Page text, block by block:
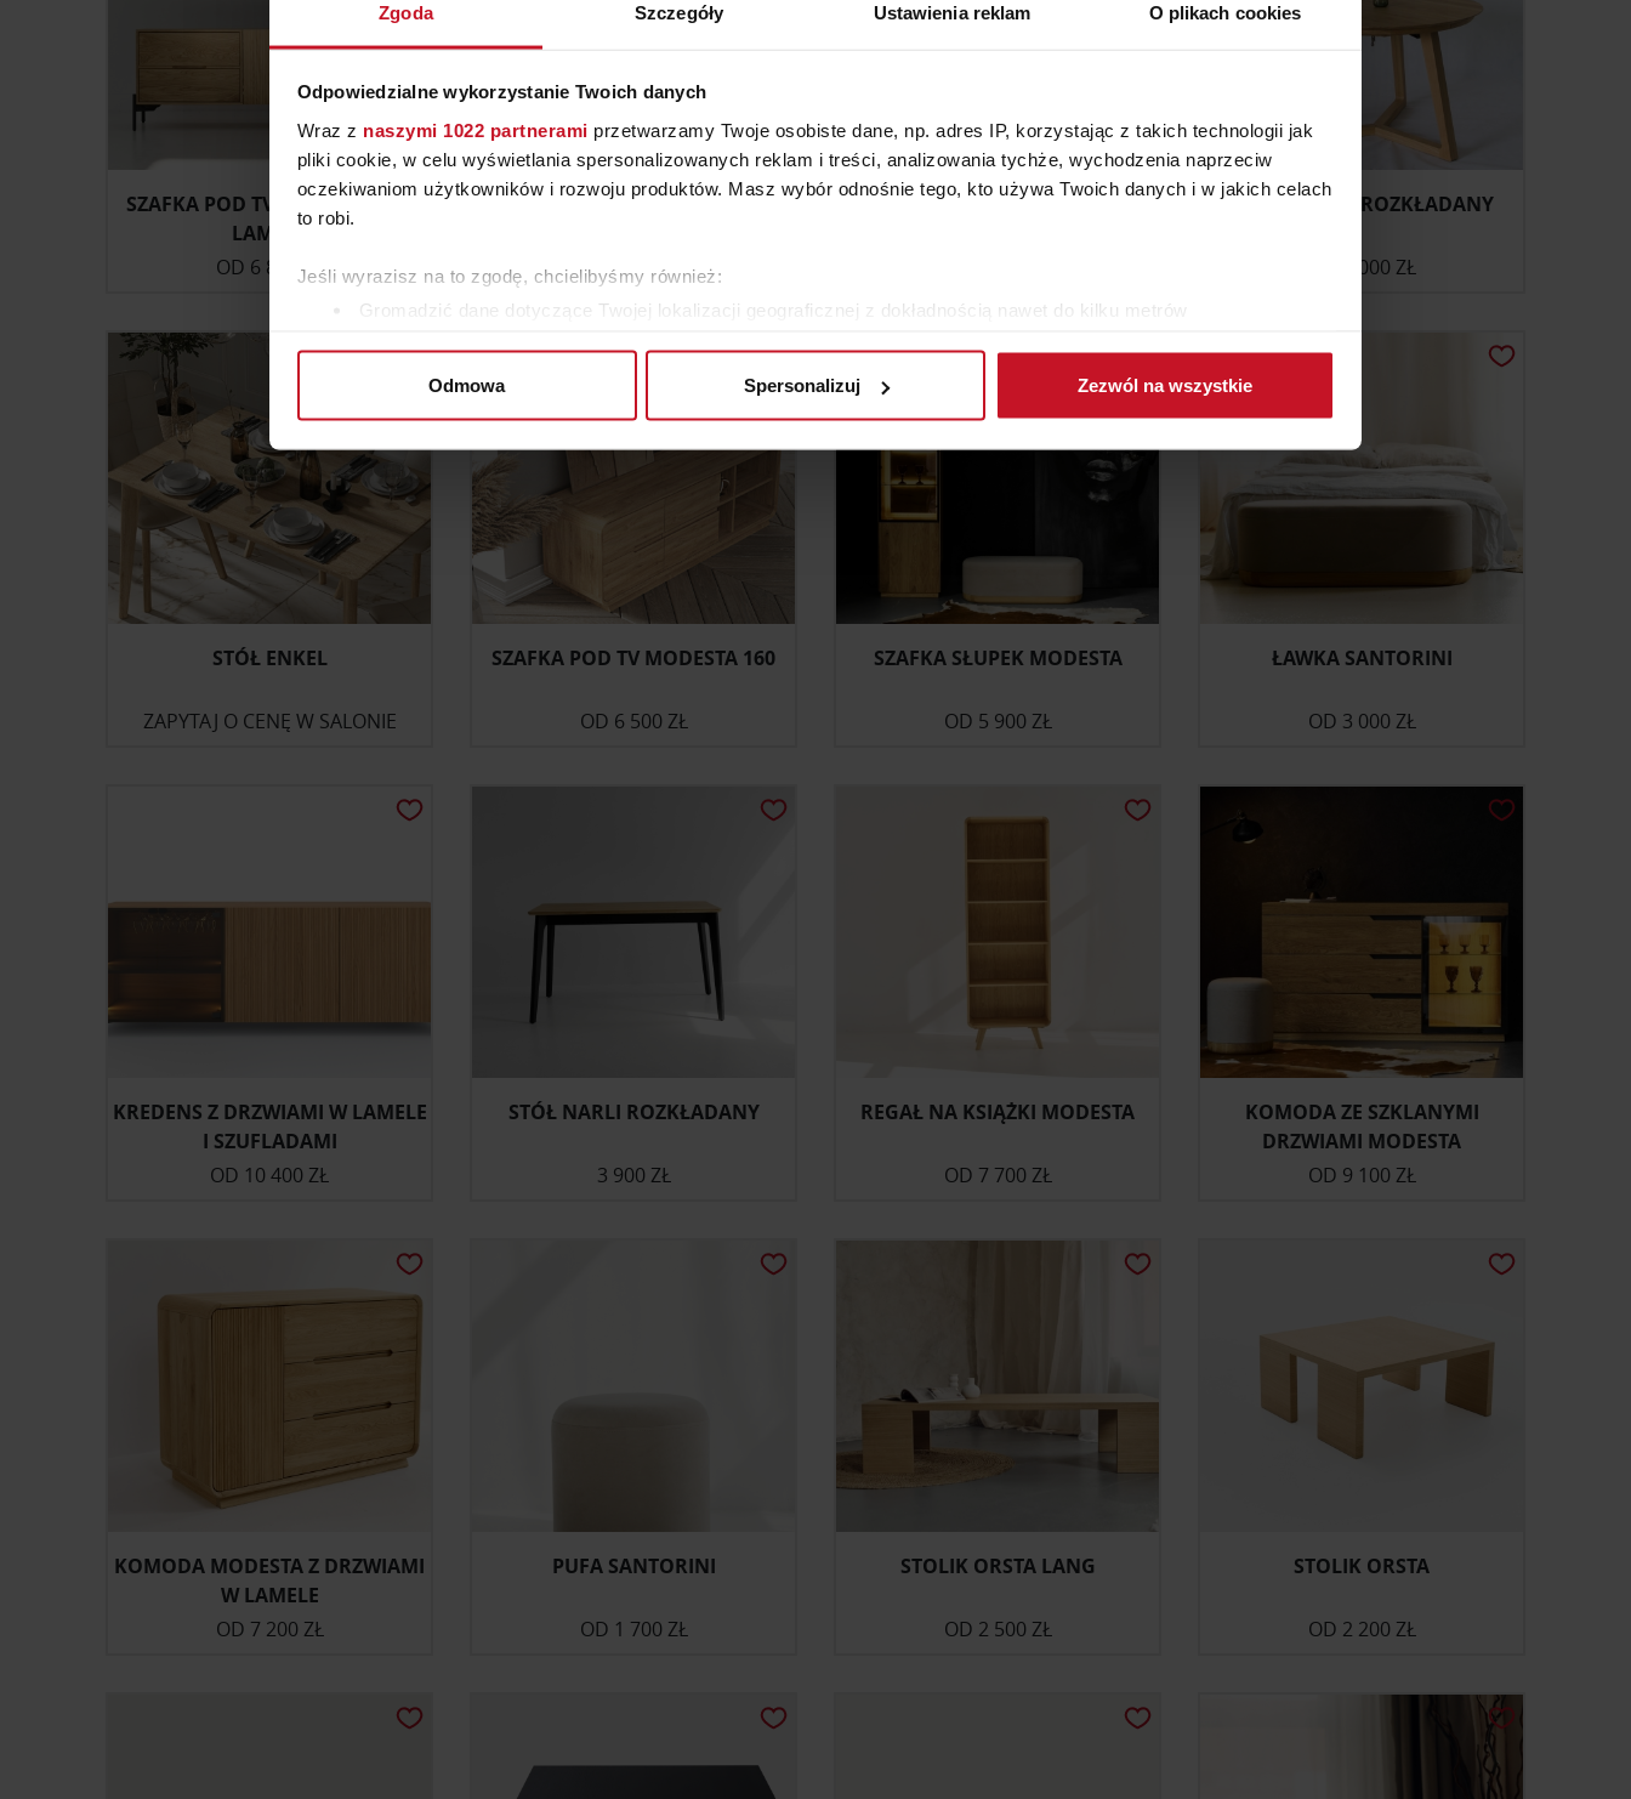
Zgoda Szczegóły Ustawienia reklam O plikach cookies
Odpowiedzialne wykorzystanie Twoich danych
Wraz z naszymi 1022 partnerami przetwarzamy Twoje osobiste dane, np. adres IP, korzystając z takich technologii jak
pliki cookie, w celu wyświetlania spersonalizowanych reklam i treści, analizowania tychże, wychodzenia naprzeciw
oczekiwaniom użytkowników i rozwoju produktów. Masz wybór odnośnie tego, kto używa Twoich danych i w jakich celach
to robi.
Jeśli wyrazisz na to zgodę, chcielibyśmy również:
Gromadzić dane dotyczące Twojej lokalizacji geograficznej z dokładnością nawet do kilku metrów
Dowiedz się więcej odnośnie tego, jak Twoje osobiste dane są przetwarzane oraz ustaw własne preferencje w
Wykorzystujemy pliki cookie do spersonalizowania treści i reklam, aby oferować funkcje społecznościowe i analizować
ruch w naszej witrynie. Informacje o tym, jak korzystasz z naszej witryny, udostępniamy partnerom społecznościowym,
reklamowym i analitycznym. Partnerzy mogą połączyć te informacje z innymi danymi otrzymanymi od Ciebie lub
uzyskanymi podczas korzystania z ich usług.
Odmowa Spersonalizuj Zezwól na wszystkie
SZAFKA POD TV Z FRONTEM W
LAMELE
OD 6 800 ZŁ
ŁÓŻKO SOFT
ZAPYTAJ O CENĘ W SALONIE
STÓŁ FORMIA STÓŁ TONDO ROZKŁADANY
6 000 ZŁ
STÓŁ ENKEL
ZAPYTAJ O CENĘ W SALONIE
SZAFKA POD TV MODESTA 160
OD 6 500 ZŁ
SZAFKA SŁUPEK MODESTA
OD 5 900 ZŁ
ŁAWKA SANTORINI
OD 3 000 ZŁ
KREDENS Z DRZWIAMI W LAMELE
I SZUFLADAMI
OD 10 400 ZŁ
STÓŁ NARLI ROZKŁADANY
3 900 ZŁ
REGAŁ NA KSIĄŻKI MODESTA
OD 7 700 ZŁ
KOMODA ZE SZKLANYMI
DRZWIAMI MODESTA
OD 9 100 ZŁ
KOMODA MODESTA Z DRZWIAMI
W LAMELE
OD 7 200 ZŁ
PUFA SANTORINI
OD 1 700 ZŁ
STOLIK ORSTA LANG
OD 2 500 ZŁ
STOLIK ORSTA
OD 2 200 ZŁ